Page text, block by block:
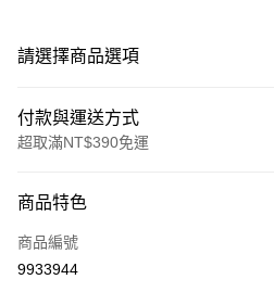
請選擇商品選項
付款與運送方式
超取滿NT$390免運
POYA支付
信用卡一次付款
商品特色
商品編號
9933944